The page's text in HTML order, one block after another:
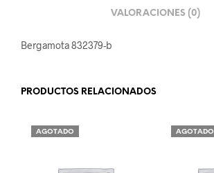
VALORACIONES (0)
Bergamota 832379-b
PRODUCTOS RELACIONADOS
AGOTADO AGOTADO